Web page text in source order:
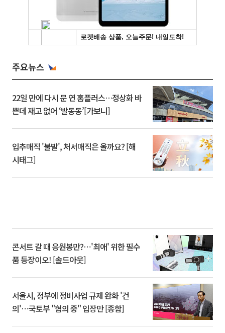
주요뉴스
22일 만에 다시 문 연 홈플러스…정상화 바
쁜데 재고 없어 ‘발동동’[가보니]
입추매직 '불발', 처서매직은 올까요? [해
시태그]
콘서트 갈 때 응원봉만?⋯'최애' 위한 필수
품 등장이오! [솔드아웃]
서울시, 정부에 정비사업 규제 완화 '건
의'⋯국토부 "협의 중" 입장만 [종합]